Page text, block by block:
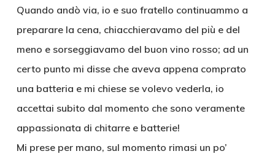
Quando andò via, io e suo fratello continuammo a
preparare la cena, chiacchieravamo del più e del
meno e sorseggiavamo del buon vino rosso; ad un
certo punto mi disse che aveva appena comprato
una batteria e mi chiese se volevo vederla, io
accettai subito dal momento che sono veramente
appassionata di chitarre e batterie!
Mi prese per mano, sul momento rimasi un po’